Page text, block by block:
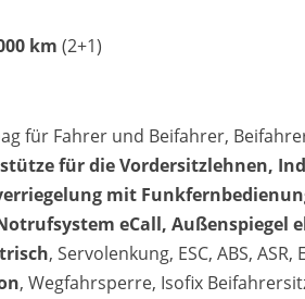
km (2+1)
für Fahrer und Beifahrer,
für die Vordersitzlehnen,
mit
eCall, Außenspiegel
, Servolenkung, ESC, ABS, ASR,
, Wegfahrsperre, Isofix